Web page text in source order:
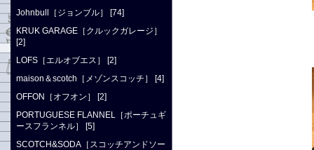
Johnbull［ジョンブル］ [74]
KRUK GARAGE［クルックガレージ］
[2]
LOFS［エルオブエス］ [2]
maison＆scotch［メゾンスコッチ］ [4]
OFFON［オフオン］ [2]
PORTUGUESE FLANNEL［ポーチュギ
ースフランネル］ [5]
SCOTCH&SODA［スコッチアンドソー